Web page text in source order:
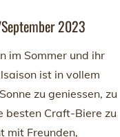
2023
im Sommer und ihr
ist in vollem
zu geniessen, zu
besten Craft-Biere zu
mit Freunden,